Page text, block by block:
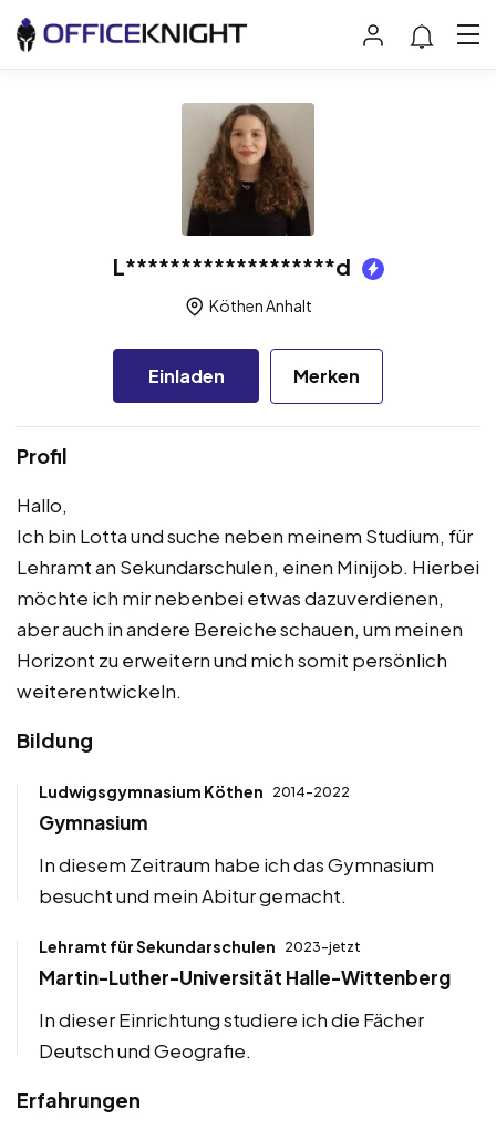
L*******************d
Köthen Anhalt
Einladen Merken
Profil
Hallo,
Ich bin Lotta und suche neben meinem Studium, für
Lehramt an Sekundarschulen, einen Minijob. Hierbei
möchte ich mir nebenbei etwas dazuverdienen,
aber auch in andere Bereiche schauen, um meinen
Horizont zu erweitern und mich somit persönlich
weiterentwickeln.
Bildung
Ludwigsgymnasium Köthen 2014-2022
Gymnasium
In diesem Zeitraum habe ich das Gymnasium
besucht und mein Abitur gemacht.
Lehramt für Sekundarschulen 2023-jetzt
Martin-Luther-Universität Halle-Wittenberg
In dieser Einrichtung studiere ich die Fächer
Deutsch und Geografie.
Erfahrungen